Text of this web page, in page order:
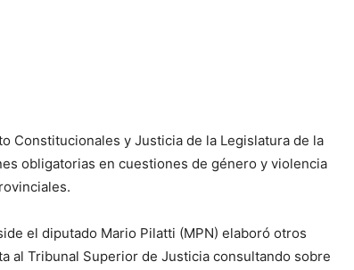
Constitucionales y Justicia de la Legislatura de la
obligatorias en cuestiones de género y violencia
el diputado Mario Pilatti (MPN) elaboró otros
al Tribunal Superior de Justicia consultando sobre